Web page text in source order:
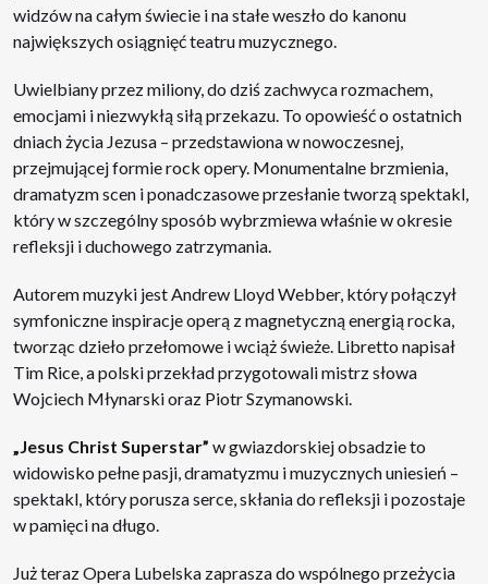
widzów na całym świecie i na stałe weszło do kanonu
największych osiągnięć teatru muzycznego.
Uwielbiany przez miliony, do dziś zachwyca rozmachem,
emocjami i niezwykłą siłą przekazu. To opowieść o ostatnich
dniach życia Jezusa – przedstawiona w nowoczesnej,
przejmującej formie rock opery. Monumentalne brzmienia,
dramatyzm scen i ponadczasowe przesłanie tworzą spektakl,
który w szczególny sposób wybrzmiewa właśnie w okresie
refleksji i duchowego zatrzymania.
Autorem muzyki jest Andrew Lloyd Webber, który połączył
symfoniczne inspiracje operą z magnetyczną energią rocka,
tworząc dzieło przełomowe i wciąż świeże. Libretto napisał
Tim Rice, a polski przekład przygotowali mistrz słowa
Wojciech Młynarski oraz Piotr Szymanowski.
„Jesus Christ Superstar” w gwiazdorskiej obsadzie to
widowisko pełne pasji, dramatyzmu i muzycznych uniesień –
spektakl, który porusza serce, skłania do refleksji i pozostaje
w pamięci na długo.
Już teraz Opera Lubelska zaprasza do wspólnego przeżycia